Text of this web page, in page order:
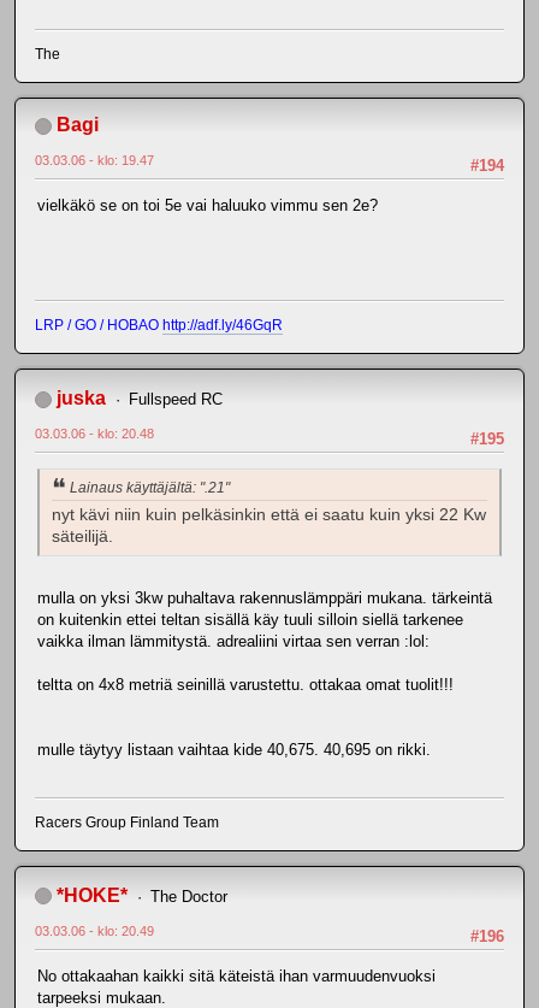
The
Bagi
#194
03.03.06 - klo: 19.47
vielkäkö se on toi 5e vai haluuko vimmu sen 2e?
LRP / GO / HOBAO http://adf.ly/46GqR
juska Fullspeed RC
#195
03.03.06 - klo: 20.48
Lainaus käyttäjältä: ".21"
nyt kävi niin kuin pelkäsinkin että ei saatu kuin yksi 22 Kw
säteilijä.
mulla on yksi 3kw puhaltava rakennuslämppäri mukana. tärkeintä
on kuitenkin ettei teltan sisällä käy tuuli silloin siellä tarkenee
vaikka ilman lämmitystä. adrealiini virtaa sen verran :lol:
teltta on 4x8 metriä seinillä varustettu. ottakaa omat tuolit!!!
mulle täytyy listaan vaihtaa kide 40,675. 40,695 on rikki.
Racers Group Finland Team
*HOKE* The Doctor
#196
03.03.06 - klo: 20.49
No ottakaahan kaikki sitä käteistä ihan varmuudenvuoksi
tarpeeksi mukaan.